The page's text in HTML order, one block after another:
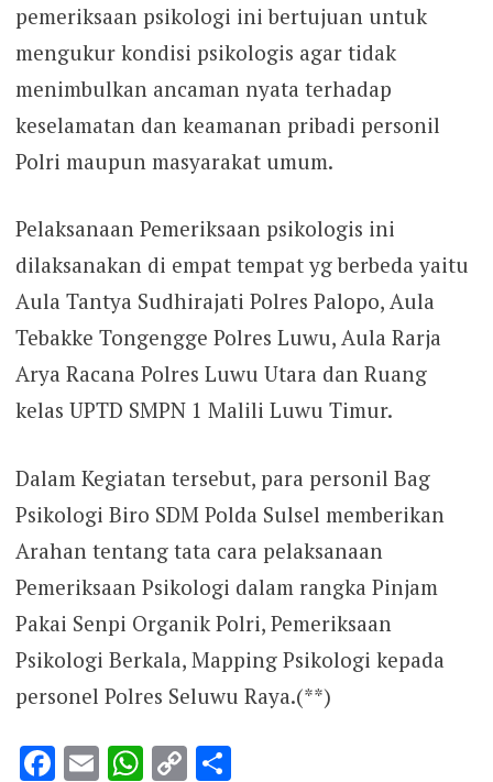
pemeriksaan psikologi ini bertujuan untuk
mengukur kondisi psikologis agar tidak
menimbulkan ancaman nyata terhadap
keselamatan dan keamanan pribadi personil
Polri maupun masyarakat umum.
Pelaksanaan Pemeriksaan psikologis ini
dilaksanakan di empat tempat yg berbeda yaitu
Aula Tantya Sudhirajati Polres Palopo, Aula
Tebakke Tongengge Polres Luwu, Aula Rarja
Arya Racana Polres Luwu Utara dan Ruang
kelas UPTD SMPN 1 Malili Luwu Timur.
Dalam Kegiatan tersebut, para personil Bag
Psikologi Biro SDM Polda Sulsel memberikan
Arahan tentang tata cara pelaksanaan
Pemeriksaan Psikologi dalam rangka Pinjam
Pakai Senpi Organik Polri, Pemeriksaan
Psikologi Berkala, Mapping Psikologi kepada
personel Polres Seluwu Raya.(**)
Facebook
EmailWhatsApp
CopyShare